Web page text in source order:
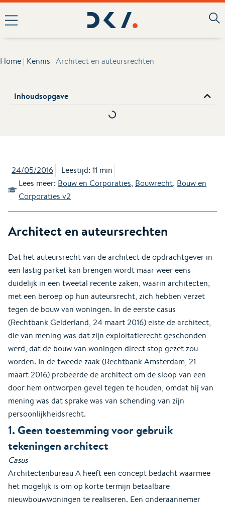
Home | Kennis | Architect en auteursrechten
Inhoudsopgave
24/05/2016
Leestijd: 11 min
Lees meer: Bouw en Corporaties, Bouwrecht, Bouw en
Corporaties v2
Architect en auteursrechten
Dat het auteursrecht van de architect de opdrachtgever in
een lastig parket kan brengen wordt maar weer eens
duidelijk in een tweetal recente zaken, waarin architecten,
met een beroep op hun auteursrecht, zich hebben verzet
tegen de bouw van woningen. In de eerste casus
(Rechtbank Gelderland, 24 maart 2016) eiste de architect,
die van mening was dat zijn exploitatierecht geschonden
werd, dat de bouw van woningen direct stop gezet zou
worden. In de tweede zaak (Rechtbank Amsterdam, 21
maart 2016) probeerde de architect om de sloop van een
door hem ontworpen gevel tegen te houden, omdat hij van
mening was dat sprake was van schending van zijn
persoonlijkheidsrecht.
1. Geen toestemming voor gebruik
tekeningen architect
Casus
Architectenbureau A heeft een concept bedacht waarmee
het mogelijk is om op korte termijn betaalbare
nieuwbouwwoningen te realiseren. Een onderaannemer